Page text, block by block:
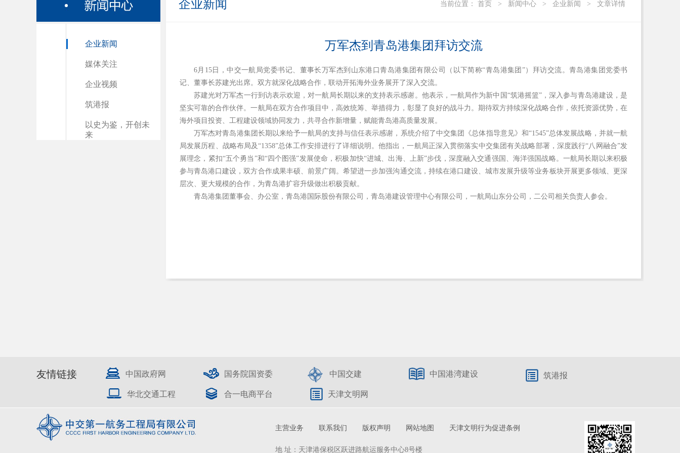
企业新闻
媒体关注
企业视频
筑港报
以史为鉴，开创未
来
企业新闻 当前位置： 首页 > 新闻中心 > 企业新闻 > 文章详情
万军杰到青岛港集团拜访交流
6月15日，中交一航局党委书记、董事长万军杰到山东港口青岛港集团有限公司（以下简称“青岛港集团”）拜访交流。青岛港集团党委书
记、董事长苏建光出席。双方就深化战略合作，联动开拓海外业务展开了深入交流。
苏建光对万军杰一行到访表示欢迎，对一航局长期以来的支持表示感谢。他表示，一航局作为新中国“筑港摇篮”，深入参与青岛港建设，是
坚实可靠的合作伙伴。一航局在双方合作项目中，高效统筹、举措得力，彰显了良好的战斗力。期待双方持续深化战略合作，依托资源优势，在
海外项目投资、工程建设领域协同发力，共寻合作新增量，赋能青岛港高质量发展。
万军杰对青岛港集团长期以来给予一航局的支持与信任表示感谢，系统介绍了中交集团《总体指导意见》和“1545”总体发展战略，并就一航
局发展历程、战略布局及“1358”总体工作安排进行了详细说明。他指出，一航局正深入贯彻落实中交集团有关战略部署，深度践行“八网融合”发
展理念，紧扣“五个勇当”和“四个图强”发展使命，积极加快“进城、出海、上新”步伐，深度融入交通强国、海洋强国战略。一航局长期以来积极
参与青岛港口建设，双方合作成果丰硕、前景广阔。希望进一步加强沟通交流，持续在港口建设、城市发展升级等业务板块开展更多领域、更深
层次、更大规模的合作，为青岛港扩容升级做出积极贡献。
青岛港集团董事会、办公室，青岛港国际股份有限公司，青岛港建设管理中心有限公司，一航局山东分公司，二公司相关负责人参会。
友情链接 中国政府网 国务院国资委 中国交建 中国港湾建设 筑港报
华北交通工程 合一电商平台 天津文明网
主营业务 联系我们 版权声明 网站地图 天津文明行为促进条例
地 址：天津港保税区跃进路航运服务中心8号楼